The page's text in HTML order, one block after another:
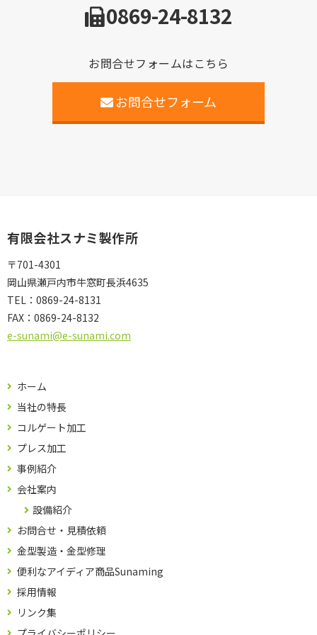
0869-24-8132
お問合せフォームはこちら
お問合せフォーム
有限会社スナミ製作所
〒701-4301
岡山県瀬戸内市牛窓町長浜4635
TEL： 0869-24-8131
FAX： 0869-24-8132
e-sunami@e-sunami.com
ホーム
当社の特長
コルゲート加工
プレス加工
事例紹介
会社案内
設備紹介
お問合せ・見積依頼
金型製造・金型修理
便利なアイディア商品Sunaming
採用情報
リンク集